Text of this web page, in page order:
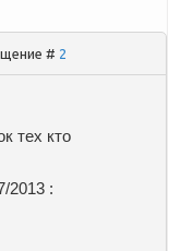
# 2
тех кто
2013 :